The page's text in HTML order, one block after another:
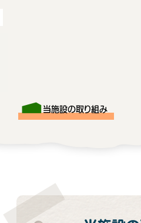
当施設の取り組み